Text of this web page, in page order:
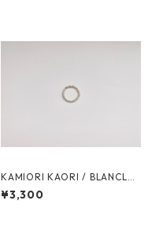
KAMIORI KAORI / BLANCLAI
TEUX RING
¥3,300